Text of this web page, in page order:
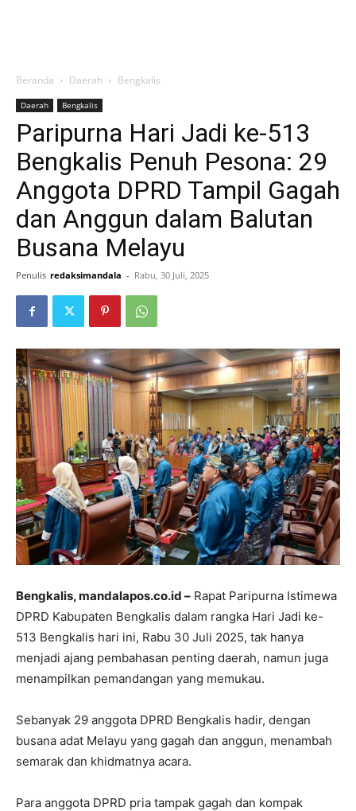
Beranda Daerah Bengkalis
Daerah Bengkalis
Paripurna Hari Jadi ke-513
Bengkalis Penuh Pesona: 29
Anggota DPRD Tampil Gagah
dan Anggun dalam Balutan
Busana Melayu
Penulis redaksimandala - Rabu, 30 Juli, 2025
Bengkalis, mandalapos.co.id – Rapat Paripurna Istimewa
DPRD Kabupaten Bengkalis dalam rangka Hari Jadi ke-
513 Bengkalis hari ini, Rabu 30 Juli 2025, tak hanya
menjadi ajang pembahasan penting daerah, namun juga
menampilkan pemandangan yang memukau.
Sebanyak 29 anggota DPRD Bengkalis hadir, dengan
busana adat Melayu yang gagah dan anggun, menambah
semarak dan khidmatnya acara.
Para anggota DPRD pria tampak gagah dan kompak